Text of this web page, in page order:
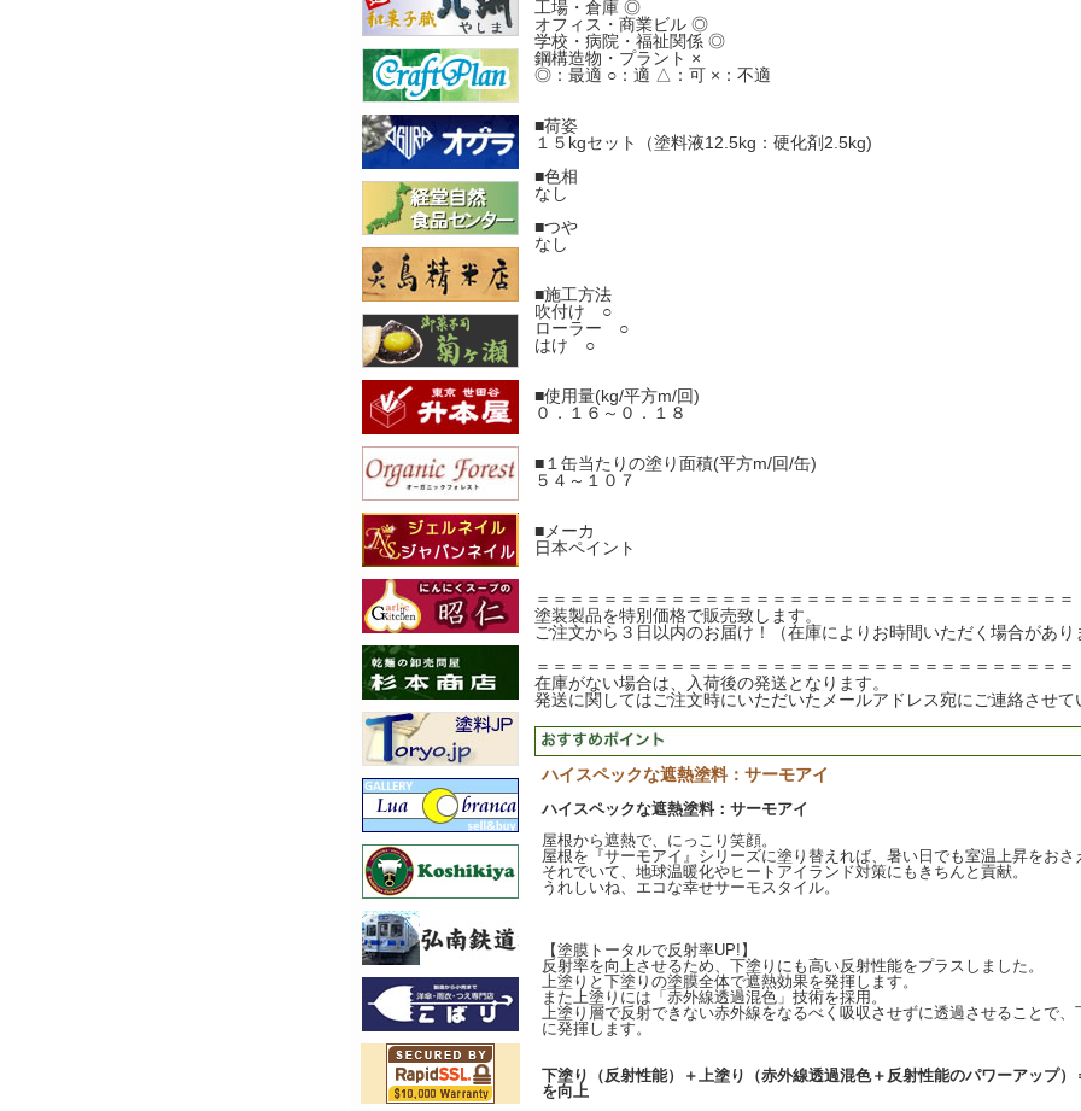
工場・倉庫 ◎
オフィス・商業ビル ◎
学校・病院・福祉関係 ◎
鋼構造物・プラント ×
◎：最適 ○：適 △：可 ×：不適
■荷姿
１５kgセット（塗料液12.5kg：硬化剤2.5kg)
■色相
なし
■つや
なし
■施工方法
吹付け ○
ローラー ○
はけ ○
■使用量(kg/平方m/回)
０．１６～０．１８
■１缶当たりの塗り面積(平方m/回/缶)
５４～１０７
■メーカ
日本ペイント
＝＝＝＝＝＝＝＝＝＝＝＝＝＝＝＝＝＝＝＝＝＝＝＝＝＝＝＝＝＝＝＝
塗装製品を特別価格で販売致します。
ご注文から３日以内のお届け！（在庫によりお時間いただく場合があり
＝＝＝＝＝＝＝＝＝＝＝＝＝＝＝＝＝＝＝＝＝＝＝＝＝＝＝＝＝＝＝＝
在庫がない場合は、入荷後の発送となります。
発送に関してはご注文時にいただいたメールアドレス宛にご連絡させて
ハイスペックな遮熱塗料：サーモアイ
ハイスペックな遮熱塗料：サーモアイ
屋根から遮熱で、にっこり笑顔。
屋根を『サーモアイ』シリーズに塗り替えれば、暑い日でも室温上昇をおさ
それでいて、地球温暖化やヒートアイランド対策にもきちんと貢献。
うれしいね、エコな幸せサーモスタイル。
【塗膜トータルで反射率UP!】
反射率を向上させるため、下塗りにも高い反射性能をプラスしました。
上塗りと下塗りの塗膜全体で遮熱効果を発揮します。
また上塗りには「赤外線透過混色」技術を採用。
上塗り層で反射できない赤外線をなるべく吸収させずに透過させることで
に発揮します。
下塗り（反射性能）＋上塗り（赤外線透過混色＋反射性能のパワーアップ
を向上